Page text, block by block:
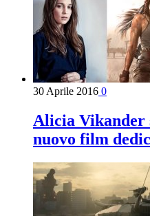
30 Aprile 2016 0
Alicia Vikander
nuovo film